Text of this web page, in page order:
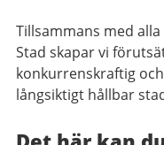
Tillsammans med
Stad skapar vi
konkurrenskraftig
långsiktigt hållbar